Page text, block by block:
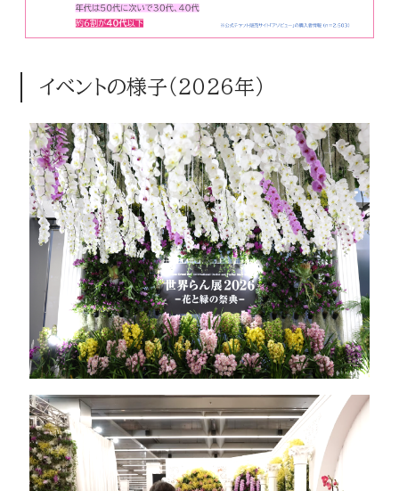
イベントの様子（2026年）